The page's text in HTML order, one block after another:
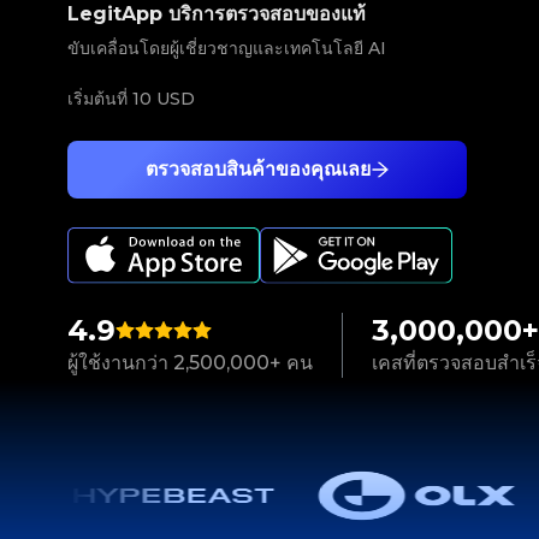
4.9
ผู้ใช้งานกว่า 2,500,000+ คน
3,000,000+
เคสที่ตรวจสอบสำเ
ตรวจสอบสินค้าของคุณเลย
LegitApp บริการตรวจสอบของแท้
ขับเคลื่อนโดยผู้เชี่ยวชาญและเทคโนโลยี AI
เริ่มต้นที่ 10 USD